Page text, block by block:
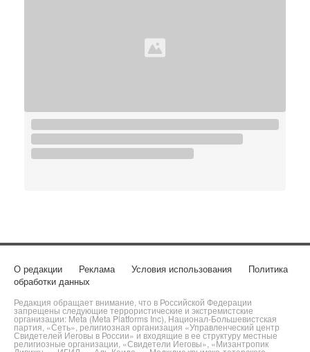
О редакции Реклама Условия использования
Политика
обработки данных
Редакция обращает внимание, что в Российской Федерации
запрещены следующие террористические и экстремистские
организации: Meta (Meta Platforms Inc), Национал-Большевистская
партия, «Сеть», религиозная организация «Управленческий центр
Свидетелей Иеговы в России» и входящие в ее структуру местные
религиозные организации, «Свидетели Иеговы», «Мизантропик